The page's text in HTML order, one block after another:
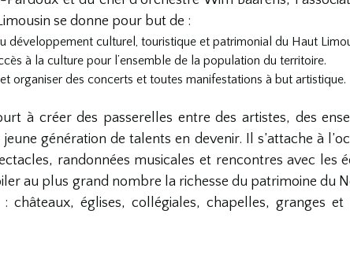
se donne pour but de :
développement culturel, touristique et patrimonial du Haut
à la culture pour l’ensemble de la population du territoire.
organiser des concerts et toutes manifestations à but artistique.
à créer des passerelles entre des artistes, des
génération de talents en devenir. Il s’attache à
randonnées musicales et rencontres avec les
au plus grand nombre la richesse du patrimoine du
: châteaux, églises, collégiales, chapelles, granges et